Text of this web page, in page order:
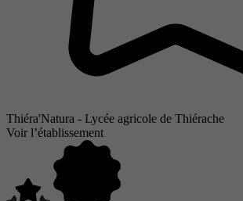
Thiéra'Natura - Lycée agricole de Thiérache
Voir l’établissement